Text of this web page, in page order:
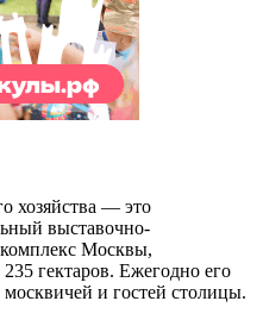
хозяйства — это
выставочно-
Москвы,
гектаров. Ежегодно его
и гостей столицы.